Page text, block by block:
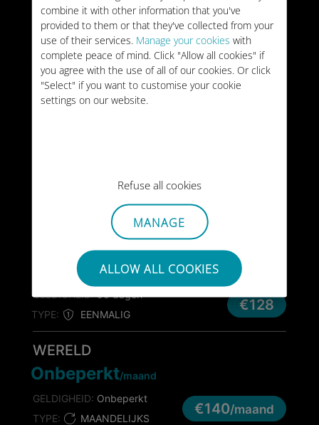
combine it with other information that you've
provided to them or that they've collected from your
use of their services. Manage your cookies with
complete peace of mind. Click "Allow all cookies" if
you agree with the use of all of our cookies. Or click
"Select" if you want to customise your cookie
settings on our website.
Refuse all cookies
MANAGE
ALLOW ALL COOKIES
WERELD
TYPE: EENMALIG
3GB
GELDIGHEID: 30 dagen
€26
WERELD
EENMALIG
30 dagen
WERELD
TYPE: EENMALIG
25GB
GELDIGHEID:90 dagen
€128
WERELD
TYPE: MAANDELIJKS
Onbeperkt/maand
GELDIGHEID: Onbeperkt
€140/maand